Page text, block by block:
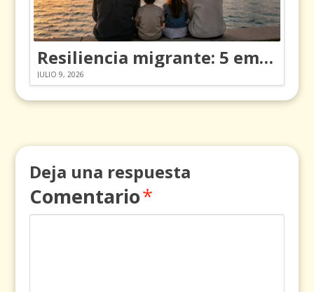
Resiliencia migrante: 5 emociones y cómo gestionarlas
JULIO 9, 2026
Deja una respuesta
Comentario*